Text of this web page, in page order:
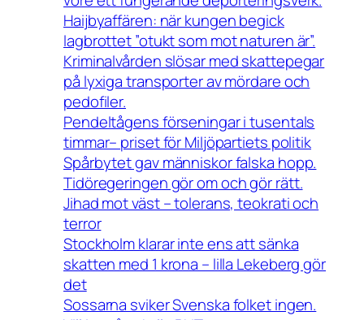
Haijbyaffären: när kungen begick
lagbrottet ”otukt som mot naturen är”.
Kriminalvården slösar med skattepegar
på lyxiga transporter av mördare och
pedofiler.
Pendeltågens förseningar i tusentals
timmar– priset för Miljöpartiets politik
Spårbytet gav människor falska hopp.
Tidöregeringen gör om och gör rätt.
Jihad mot väst – tolerans, teokrati och
terror
Stockholm klarar inte ens att sänka
skatten med 1 krona – lilla Lekeberg gör
det
Sossarna sviker Svenska folket ingen.